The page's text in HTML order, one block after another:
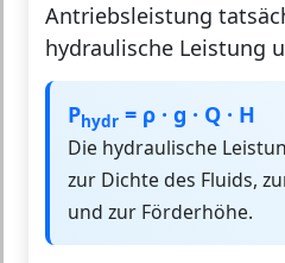
Antriebsleistung
hydraulische Leistung
Phydr = ρ · g · Q · H
Die hydraulische
zur Dichte des Fluids,
und zur Förderhöhe.